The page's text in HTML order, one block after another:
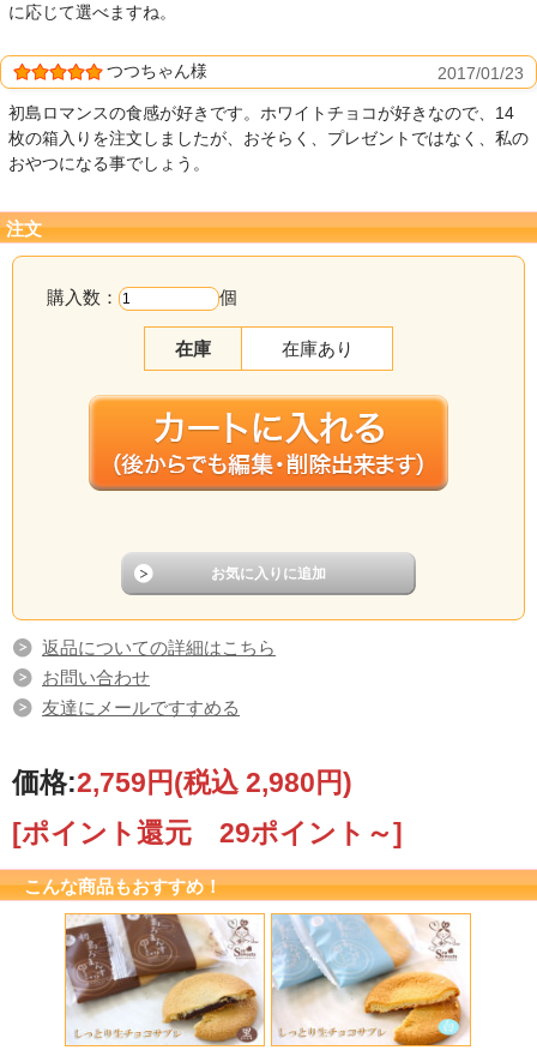
に応じて選べますね。
つつちゃん様 2017/01/23
初島ロマンスの食感が好きです。ホワイトチョコが好きなので、14
枚の箱入りを注文しましたが、おそらく、プレゼントではなく、私の
おやつになる事でしょう。
注文
購入数： 個
在庫 在庫あり
返品についての詳細はこちら
お問い合わせ
友達にメールですすめる
価格:2,759円(税込 2,980円)
[ポイント還元 29ポイント～]
こんな商品もおすすめ！